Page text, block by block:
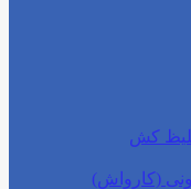
کش
(کارواش)